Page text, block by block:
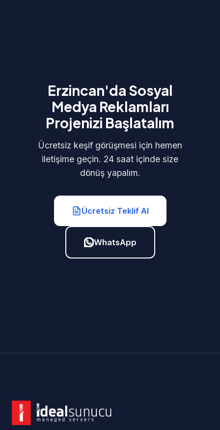
Erzincan'da Sosyal
Medya Reklamları
Projenizi Başlatalım
Ücretsiz keşif görüşmesi için hemen
iletişime geçin. 24 saat içinde size
dönüş yapalım.
Ücretsiz Teklif Al
WhatsApp